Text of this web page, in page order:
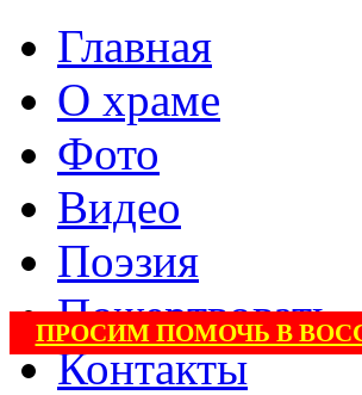
Главная
О храме
Фото
Видео
Поэзия
Пожертвовать
Контакты
ПРОСИМ ПОМОЧЬ В